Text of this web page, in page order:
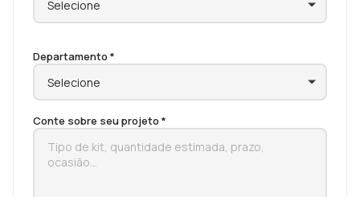
Departamento *
Conte sobre seu projeto *